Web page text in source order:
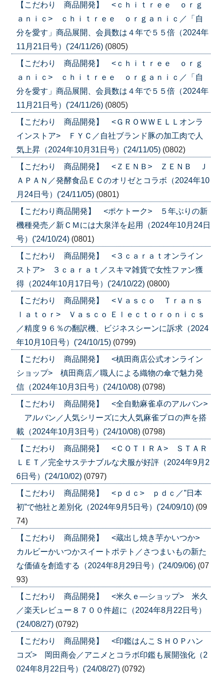
【こだわり 商品開発】 <ｃｈｉｔｒｅｅ ｏｒｇ
ａｎｉｃ> ｃｈｉｔｒｅｅ ｏｒｇａｎｉｃ／「自
分を愛す」商品展開、会員数は４年で５５倍（2024年
11月21日号）('24/11/26) (0805)
【こだわり 商品開発】 <ｃｈｉｔｒｅｅ ｏｒｇ
ａｎｉｃ> ｃｈｉｔｒｅｅ ｏｒｇａｎｉｃ／「自
分を愛す」商品展開、会員数は４年で５５倍（2024年
11月21日号）('24/11/26) (0805)
【こだわり 商品開発】 <ＧＲＯＷＷＥＬＬオンラ
インストア> ＦＹＣ／自社ブランド豚の加工肉で人
気上昇（2024年10月31日号）('24/11/05) (0802)
【こだわり 商品開発】 <ＺＥＮＢ> ＺＥＮＢ Ｊ
ＡＰＡＮ／発酵食品ＥＣのオリゼとコラボ（2024年10
月24日号）('24/11/05) (0801)
【こだわり商品開発】 <ポケトーク> ５年ぶりの新
機種発売／新ＣＭには大泉洋を起用（2024年10月24日
号）('24/10/24) (0801)
【こだわり 商品開発】 <３ｃａｒａｔオンライン
ストア> ３ｃａｒａｔ／スキマ雑貨で女性ファン獲
得（2024年10月17日号）('24/10/22) (0800)
【こだわり 商品開発】 <Ｖａｓｃｏ Ｔｒａｎｓ
ｌａｔｏｒ> Ｖａｓｃｏ Ｅｌｅｃｔｏｒｏｎｉｃｓ
／精度９６％の翻訳機、ビジネスシーンに訴求（2024
年10月10日号）('24/10/15) (0799)
【こだわり 商品開発】 <槙田商店公式オンライン
ショップ> 槙田商店／職人による織物の傘で魅力発
信（2024年10月3日号）('24/10/08) (0798)
【こだわり 商品開発】 <全自動麻雀卓のアルバン>
アルバン／人気シリーズに大人気麻雀プロの声を搭
載（2024年10月3日号）('24/10/08) (0798)
【こだわり 商品開発】 <ＣＯＴＩＲＡ> ＳＴＡＲ
ＬＥＴ／完全サステナブルな犬服が好評（2024年9月2
6日号）('24/10/02) (0797)
【こだわり 商品開発】 <ｐｄｃ> ｐｄｃ／”日本
初”で他社と差別化（2024年9月5日号）('24/09/10) (09
74)
【こだわり 商品開発】 <蔵出し焼き芋かいつか>
カルビーかいつかスイートポテト／さつまいもの新た
な価値を創造する（2024年8月29日号）('24/09/06) (07
93)
【こだわり 商品開発】 <米久ｅ―ショップ> 米久
／楽天レビュー８７００件超に（2024年8月22日号）
('24/08/27) (0792)
【こだわり 商品開発】 <印鑑はんこＳＨＯＰハン
コズ> 岡田商会／アニメとコラボ印鑑も展開強化（2
024年8月22日号）('24/08/27) (0792)